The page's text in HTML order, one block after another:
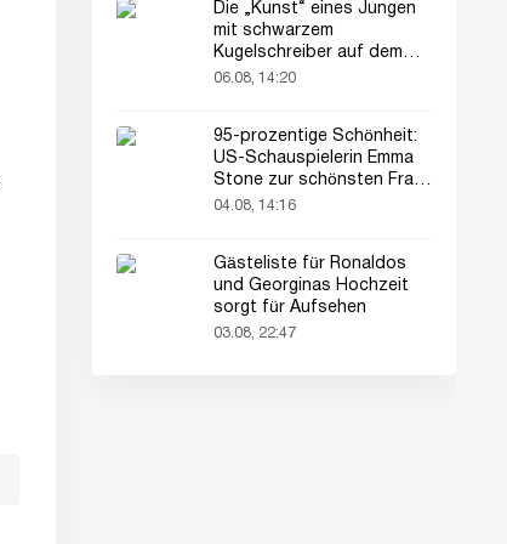
Die „Kunst“ eines Jungen
mit schwarzem
Kugelschreiber auf dem
Pass seines Vaters zieht
06.08, 14:20
95-prozentige Schönheit:
US-Schauspielerin Emma
Stone zur schönsten Frau
der Welt gekürt
04.08, 14:16
Gästeliste für Ronaldos
und Georginas Hochzeit
sorgt für Aufsehen
03.08, 22:47